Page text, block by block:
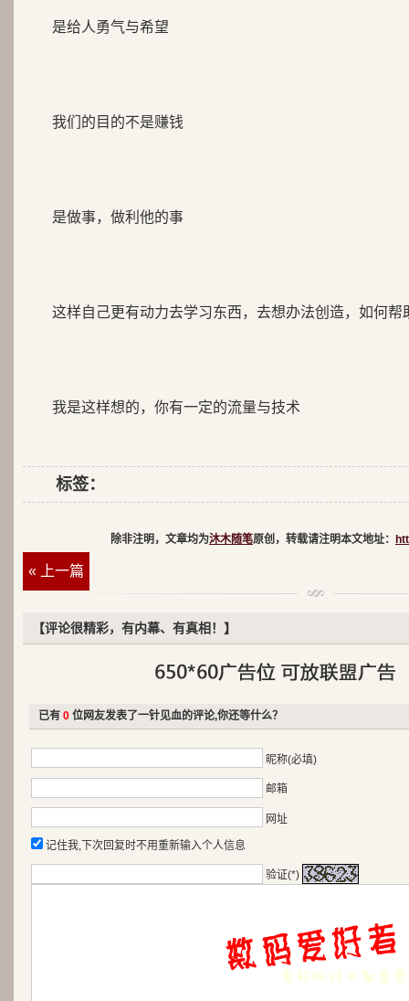
是给人勇气与希望
我们的目的不是赚钱
是做事，做利他的事
这样自己更有动力去学习东西，去想办法创造，如何帮
我是这样想的，你有一定的流量与技术
标签：
除非注明，文章均为沐木随笔原创，转载请注明本文地址：
« 上一篇
【评论很精彩，有内幕、有真相！】
已有 0位网友发表了一针见血的评论,你还等什么？
昵称(必填)
邮箱
网址
记住我,下次回复时不用重新输入个人信息
验证(*)